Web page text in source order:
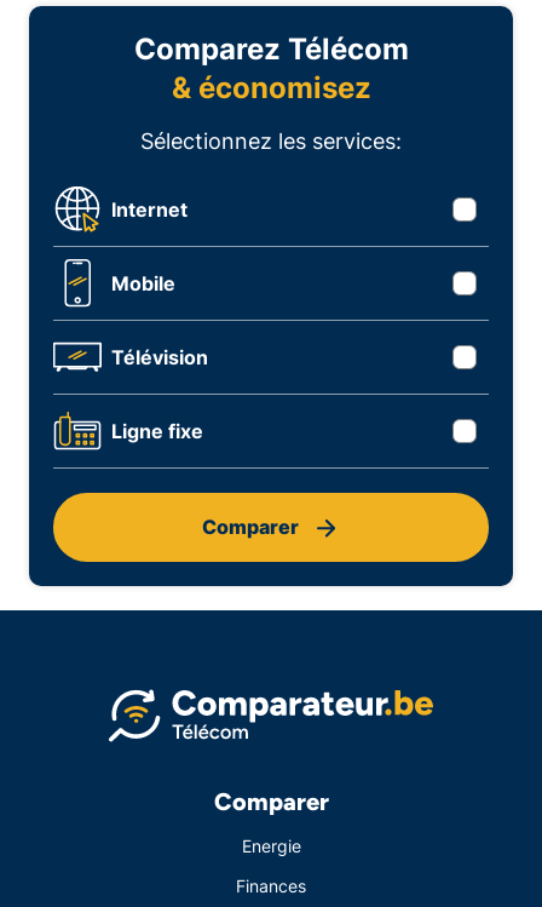
Comparez Télécom
& économisez
Sélectionnez les services:
Internet
Mobile
Télévision
Ligne fixe
Comparer
Comparer
Energie
Finances